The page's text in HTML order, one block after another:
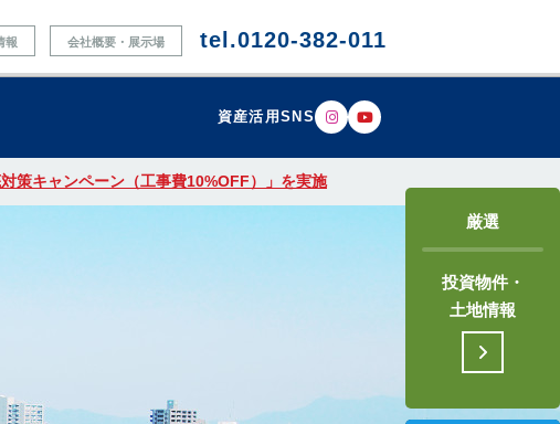
報 会社概要・展示場 tel.0120-382-011
資産活用SNS
策キャンペーン（工事費10%OFF）」を実施
厳選
投資物件・
土地情報